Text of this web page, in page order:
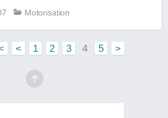
Motorisation
< 1 2 3 4 5 >